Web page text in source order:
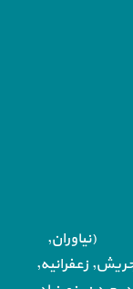
(نیاوران,
زعفرانیه,